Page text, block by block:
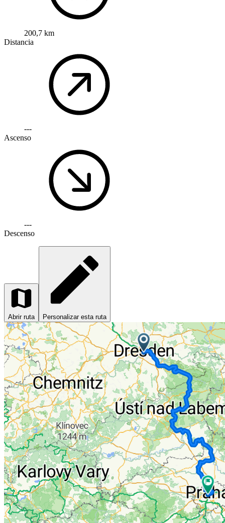
200,7 km
Distancia
---
Ascenso
---
Descenso
Abrir ruta Personalizar esta ruta